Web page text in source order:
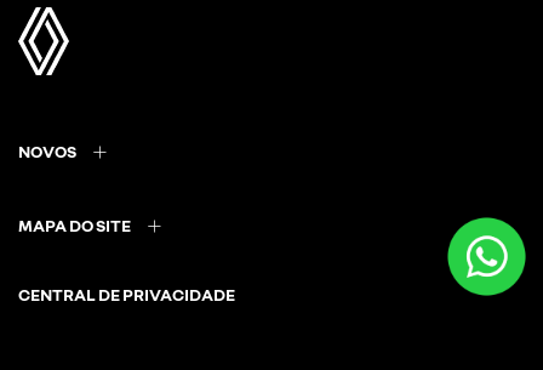
NOVOS
MAPA DO SITE
CENTRAL DE PRIVACIDADE